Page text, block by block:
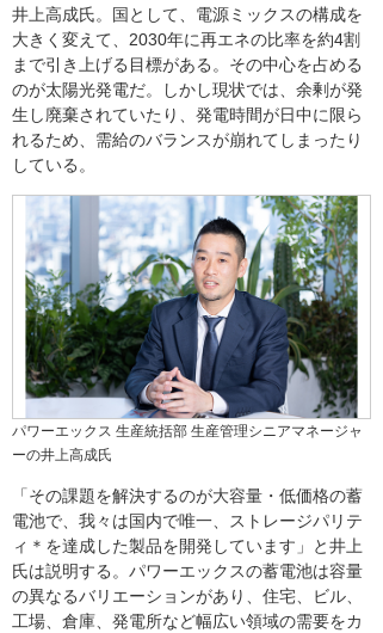
井上高成氏。国として、電源ミックスの構成を
大きく変えて、2030年に再エネの比率を約4割
まで引き上げる目標がある。その中心を占める
のが太陽光発電だ。しかし現状では、余剰が発
生し廃棄されていたり、発電時間が日中に限ら
れるため、需給のバランスが崩れてしまったり
している。
パワーエックス 生産統括部 生産管理シニアマネージャ
ーの井上高成氏
「その課題を解決するのが大容量・低価格の蓄
電池で、我々は国内で唯一、ストレージパリテ
ィ＊を達成した製品を開発しています」と井上
氏は説明する。パワーエックスの蓄電池は容量
の異なるバリエーションがあり、住宅、ビル、
工場、倉庫、発電所など幅広い領域の需要をカ